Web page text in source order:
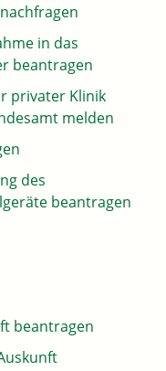
in das
beantragen
privater Klinik
melden
des
beantragen
beantragen